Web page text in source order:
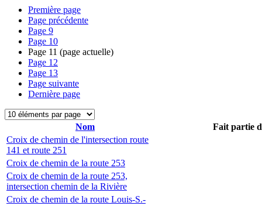
Première page
Page précédente
Page 9
Page 10
Page 11 (page actuelle)
Page 12
Page 13
Page suivante
Dernière page
Nom
Fait partie
Croix de chemin de l'intersection route
141 et route 251
Croix de chemin de la route 253
Croix de chemin de la route 253,
intersection chemin de la Rivière
Croix de chemin de la route Louis-S.-